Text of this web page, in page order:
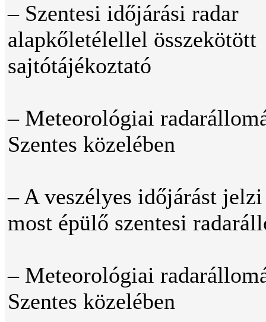
– Szentesi időjárási radar
alapkőletélellel összekötött
sajtótájékoztató
– Meteorológiai
Szentes közelében
– A veszélyes időjárást
most épülő szentesi
– Meteorológiai
Szentes közelében